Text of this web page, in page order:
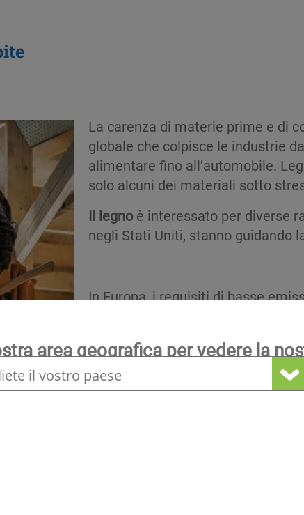
area geografica per vedere la
locale
La carenza di materie prime e di
globale che colpisce le industrie
alimentare fino all’automobile.
solo alcuni dei materiali sotto
Il legno è interessato per diverse
negli Stati Uniti, stanno guidando
In Europa, i requisiti di basse
necessità di legno strutturale e
ristrutturazione delle loro case
Oltre alle ragioni economiche, ci
dal Canada, le aziende americane
pagare di più per il legno europeo, i prezzi si
dei pallet utilizzati per il trasporto.
più scarso a causa della sostenuta
il ritardo.